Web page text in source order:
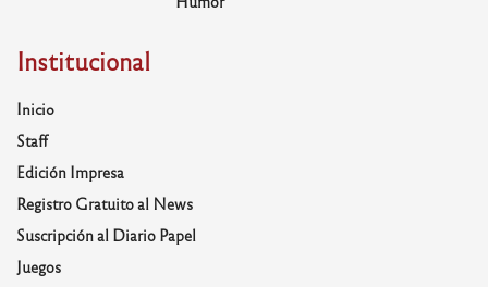
Institucional
Inicio
Staff
Edición Impresa
Registro Gratuito al News
Suscripción al Diario Papel
Juegos